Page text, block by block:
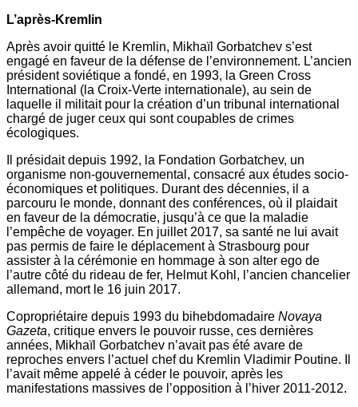
L’après-Kremlin
Après avoir quitté le Kremlin, Mikhaïl Gorbatchev s’est
engagé en faveur de la défense de l’environnement. L’ancien
président soviétique a fondé, en 1993, la Green Cross
International (la Croix-Verte internationale), au sein de
laquelle il militait pour la création d’un tribunal international
chargé de juger ceux qui sont coupables de crimes
écologiques.
Il présidait depuis 1992, la Fondation Gorbatchev, un
organisme non-gouvernemental, consacré aux études socio-
économiques et politiques. Durant des décennies, il a
parcouru le monde, donnant des conférences, où il plaidait
en faveur de la démocratie, jusqu’à ce que la maladie
l’empêche de voyager. En juillet 2017, sa santé ne lui avait
pas permis de faire le déplacement à Strasbourg pour
assister à la cérémonie en hommage à son alter ego de
l’autre côté du rideau de fer, Helmut Kohl, l’ancien chancelier
allemand, mort le 16 juin 2017.
Copropriétaire depuis 1993 du bihebdomadaire Novaya
Gazeta, critique envers le pouvoir russe, ces dernières
années, Mikhaïl Gorbatchev n’avait pas été avare de
reproches envers l’actuel chef du Kremlin Vladimir Poutine. Il
l’avait même appelé à céder le pouvoir, après les
manifestations massives de l’opposition à l’hiver 2011-2012.